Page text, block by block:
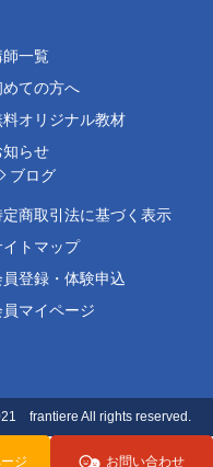
ジ お問い合わせ
師⼀覧
めての⽅へ
料オリジナル教材
知らせ
ブログ
定商取引法に基づく表示
イトマップ
員登録・体験申込
員マイページ
frantiere All rights reserved.